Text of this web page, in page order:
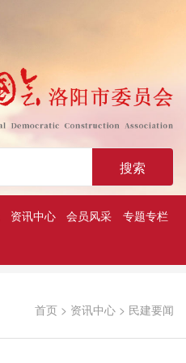
搜索
资讯中心 会员风采 专题专栏
首页 > 资讯中心 > 民建要闻